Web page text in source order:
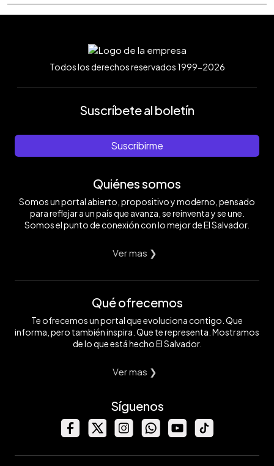
Todos los derechos reservados 1999-2026
Suscríbete al boletín
Suscribirme
Quiénes somos
Somos un portal abierto, propositivo y moderno, pensado
para reflejar a un país que avanza, se reinventa y se une.
Somos el punto de conexión con lo mejor de El Salvador.
Ver mas ❯
Qué ofrecemos
Te ofrecemos un portal que evoluciona contigo. Que
informa, pero también inspira. Que te representa. Mostramos
de lo que está hecho El Salvador.
Ver mas ❯
Síguenos